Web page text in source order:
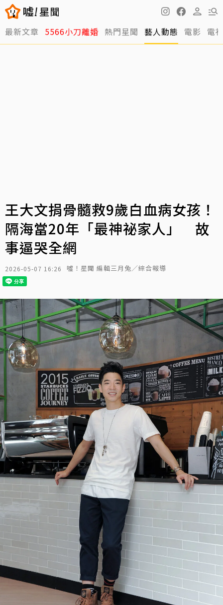
最新文章 5566小刀離婚 熱門星聞 藝人動態 電影 電
王大文捐骨髓救9歲白血病女孩！
隔海當20年「最神祕家人」 故
事逼哭全網
2026-05-07 16:26 噓！星聞 編輯三月兔／綜合報導